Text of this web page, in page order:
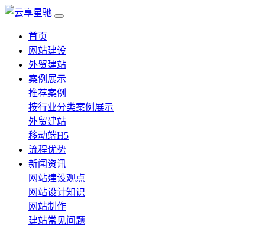
首页
网站建设
外贸建站
案例展示
推荐案例
按行业分类案例展示
外贸建站
移动端H5
流程优势
新闻资讯
网站建设观点
网站设计知识
网站制作
建站常见问题